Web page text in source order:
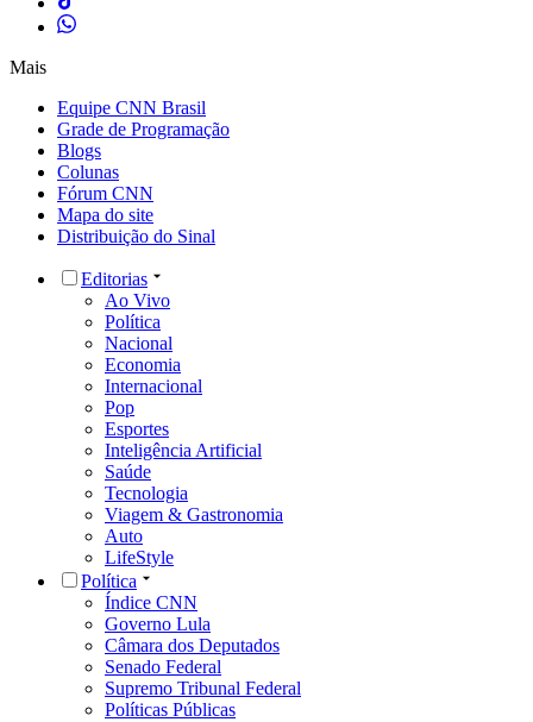
Mais
Equipe CNN Brasil
Grade de Programação
Blogs
Colunas
Fórum CNN
Mapa do site
Distribuição do Sinal
Editorias
Ao Vivo
Política
Nacional
Economia
Internacional
Pop
Esportes
Inteligência Artificial
Saúde
Tecnologia
Viagem & Gastronomia
Auto
LifeStyle
Política
Índice CNN
Governo Lula
Câmara dos Deputados
Senado Federal
Supremo Tribunal Federal
Políticas Públicas